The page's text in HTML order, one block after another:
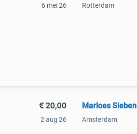
6 mei 26 Rotterdam
€ 20,00
2 aug 26
Marloes Sieben
Amsterdam